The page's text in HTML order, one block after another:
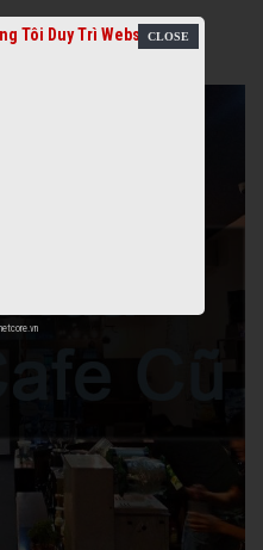
Tôi Duy Trì Website
netcore.vn